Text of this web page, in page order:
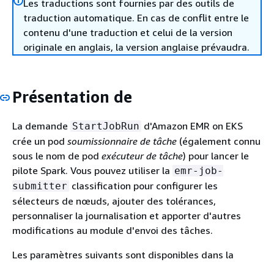
Les traductions sont fournies par des outils de
traduction automatique. En cas de conflit entre le
contenu d'une traduction et celui de la version
originale en anglais, la version anglaise prévaudra.
Présentation de
La demande StartJobRun d'Amazon EMR on EKS
crée un pod soumissionnaire de tâche (également connu
sous le nom de pod exécuteur de tâche) pour lancer le
pilote Spark. Vous pouvez utiliser la emr-job-
submitter classification pour configurer les
sélecteurs de nœuds, ajouter des tolérances,
personnaliser la journalisation et apporter d'autres
modifications au module d'envoi des tâches.
Les paramètres suivants sont disponibles dans la